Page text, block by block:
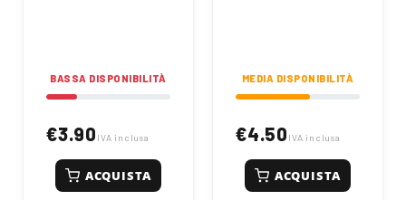
BASSA DISPONIBILITÀ
€3.90 IVA inclusa
ACQUISTA
MEDIA DISPONIBILITÀ
€4.50 IVA inclusa
ACQUISTA